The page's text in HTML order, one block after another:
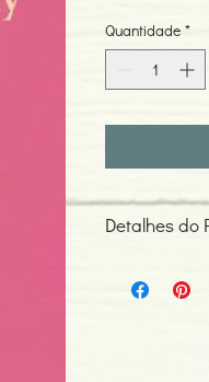
Quantidade *
Detalhes do
ISBN: